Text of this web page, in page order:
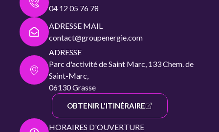
04 12 05 76 78
ADRESSE MAIL
contact@groupenergie.com
ADRESSE
Parc d'activité de Saint Marc, 133 Chem. de
Saint-Marc,
06130 Grasse
OBTENIR L'ITINÉRAIRE
HORAIRES D'OUVERTURE